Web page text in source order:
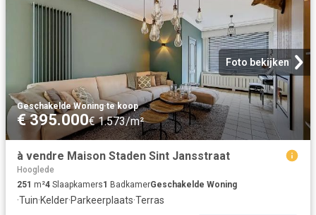
Foto bekijken
Geschakelde Woning·te koop
€ 395.000€ 1.573/m²
à vendre Maison Staden Sint Jansstraat
Hooglede
251 m²4 Slaapkamers1 BadkamerGeschakelde Woning
·Tuin·Kelder·Parkeerplaats·Terras